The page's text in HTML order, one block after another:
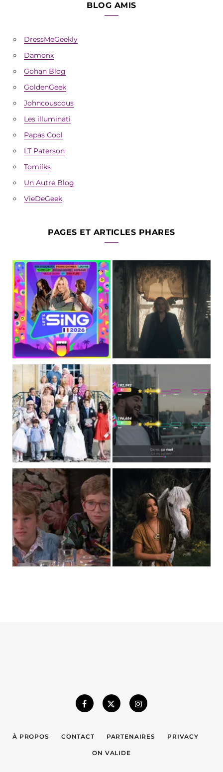
BLOG AMIS
DressMeGeekly
Damonx
Gohan Blog
GoldenGeek
Johncouscous
Les illuminati
Papas Cool
LT Paterson
Tomiiks
Un Autre Blog
VieDeGeek
PAGES ET ARTICLES PHARES
À PROPOS CONTACT PARTENAIRES PRIVACY
ON VALIDE